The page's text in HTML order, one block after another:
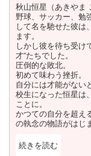
秋山恒星（あきやま
野球、サッカー、
して名を馳せた彼は
ます。
しかし彼を待ち受け
才”たちでした。
圧倒的な敗北。
初めて味わう挫折。
自分には才能がない
校生になった恒星は
ことに。
かつての自分を超え
の執念の物語がはじ
続きを読む